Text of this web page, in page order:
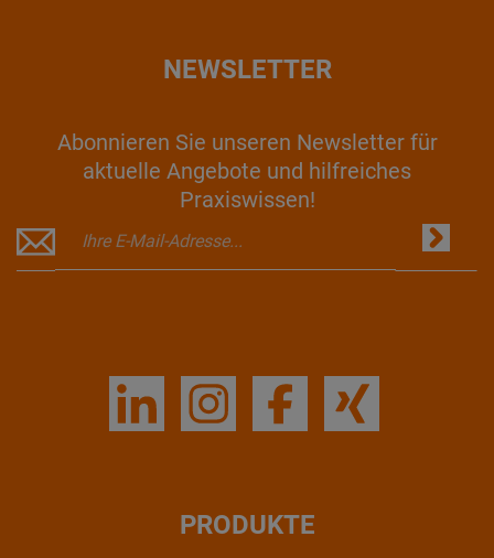
NEWSLETTER
Abonnieren Sie unseren Newsletter für
aktuelle Angebote und hilfreiches
Praxiswissen!
PRODUKTE